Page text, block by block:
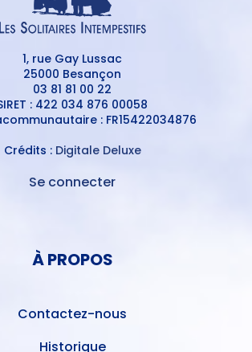
1, rue Gay Lussac
25000 Besançon
03 81 81 00 22
: 422 034 876 00058
: FR15422034876
Crédits : Digitale Deluxe
Se connecter
À PROPOS
Contactez-nous
Historique